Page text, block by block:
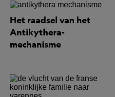
Het raadsel van het
Antikythera-
mechanisme